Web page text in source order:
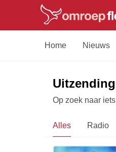
Home Nieuws
Op zoek naar
Alles Radio